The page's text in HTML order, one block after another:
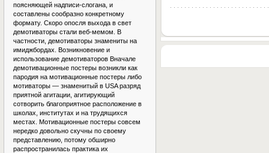
поясняющей надписи-слогана, и
составлены сообразно конкретному
формату. Скоро опосля выхода в свет
демотиваторы стали веб-мемом. В
частности, демотиваторы знамениты на
имиджбордах. Возникновение и
использование демотиваторов Вначале
демотивационные постеры возникли как
пародия на мотивационные постеры либо
мотиваторы — знаменитый в USA разряд
приятной агитации, агитирующий
сотворить благоприятное расположение в
школах, институтах и на трудящихся
местах. Мотивационные постеры совсем
нередко довольно скучны по своему
представлению, потому обширно
распространилась практика их